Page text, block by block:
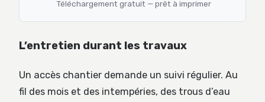
Téléchargement gratuit — prêt à imprimer
L’entretien durant les travaux
Un accès chantier demande un suivi régulier. Au
fil des mois et des intempéries, des trous d’eau